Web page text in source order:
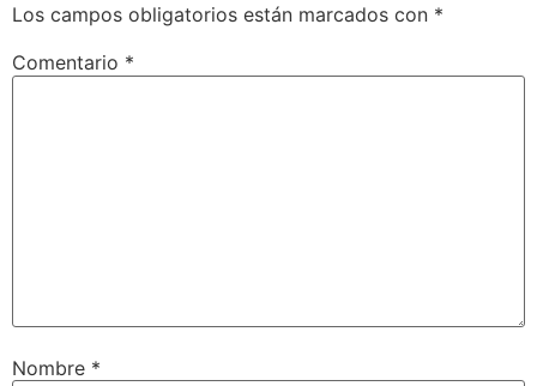
Los campos obligatorios están marcados con *
Comentario *
Nombre *